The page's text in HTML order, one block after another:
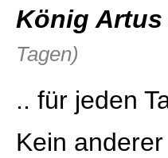
König Artus
Tagen)
.. für jeden
Kein